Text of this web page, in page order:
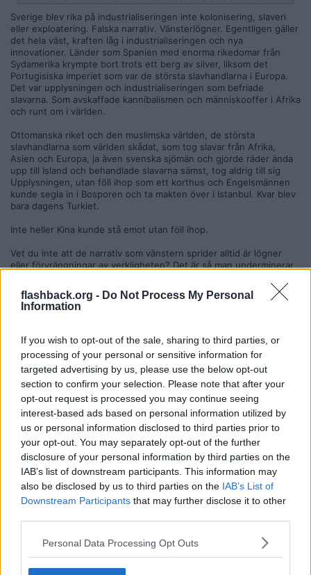
flashback.org - Do Not Process My Personal
Information
If you wish to opt-out of the sale, sharing to third parties, or
processing of your personal or sensitive information for
targeted advertising by us, please use the below opt-out
section to confirm your selection. Please note that after your
opt-out request is processed you may continue seeing
interest-based ads based on personal information utilized by
us or personal information disclosed to third parties prior to
your opt-out. You may separately opt-out of the further
disclosure of your personal information by third parties on the
IAB’s list of downstream participants. This information may
also be disclosed by us to third parties on the IAB’s List of
Downstream Participants that may further disclose it to other
Personal Data Processing Opt Outs
Sverige blev rika på industrialiseringen inte kolonisering, slaveri
eller exploatering. Falska narrativ. Vänsterlögner. Egentligen gäller
det hela väst, kraften låg i industrialiseringen och nya
innovationer. Länder som Spanien med enorma rikedomar från
Sydamerika krympte bort trots ett berg av silver, liksom det
Portugisiska imperiet som var de största slavhandlarna i Europa.
Det var upplysningen och industrialiseringen som befriade
slavarna. Som avskaffade kannibalismen och människooffer i Afrika
och runt om i världen.
Ottomanska riket och den muslimska världen, de största
slavhandlarna som världen skådat, som tog slavar från Afrika,
Asien och Europa, ja även svenska sjömän och gjorde räder ända
upp till Island och behandlade slavarna sämst, tog aldrig till sig
Upplysningen, utan föll ihop som ett korthus och Engelsmännen
kunde segla in i Bosporen och ta makten över i Istanbul. Kvar blev
bara dagens Turkiet.
Inte heller Kina kunde stå emot utan föll ihop.
Vet du inte att de narrativ som vänstern sprider alltid är lögner
eller förvrängningar av verkligheten? Det är så man underminerar
Skapa en ensidig bild och så hat och splittring mellan människor.
Medlem
Reg: Apr 2024
Citat:
Ursprungligen postat avEnCarte
Sverige blev rika på industrialiseringen inte kolonisering,
slaveri eller exploatering.
Ja, vi red på vågen. Men det var alltså inte demokratin som gjorde
oss rika.
Reg: Apr 2017
Citat: